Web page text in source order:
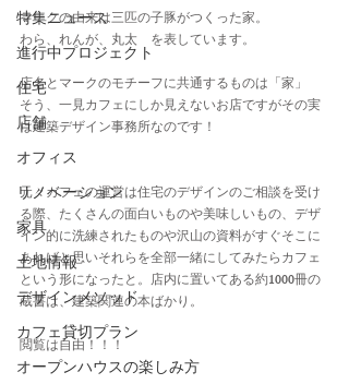
特集ニュース
進行中プロジェクト
住宅
店舗
オフィス
リノベーション
家具
土地情報
デザインメソッド
カフェ貸切プラン
オープンハウスの楽しみ方
マークの由来は三匹の子豚がつくった家。
わら、れんが、丸太　を表しています。
店名とマークのモチーフに共通するものは「家」
そう、一見カフェにしか見えないお店ですがその実
は建築デザイン事務所なのです！
元々カフェの運営は住宅のデザインのご相談を受け
る際、たくさんの面白いものや美味しいもの、デザ
イン的に洗練されたものや沢山の資料がすぐそこに
あればと思いそれらを全部一緒にしてみたらカフェ
という形になったと。店内に置いてある約1000冊の
蔵書は、建築関連の本ばかり。
閲覧は自由！！！